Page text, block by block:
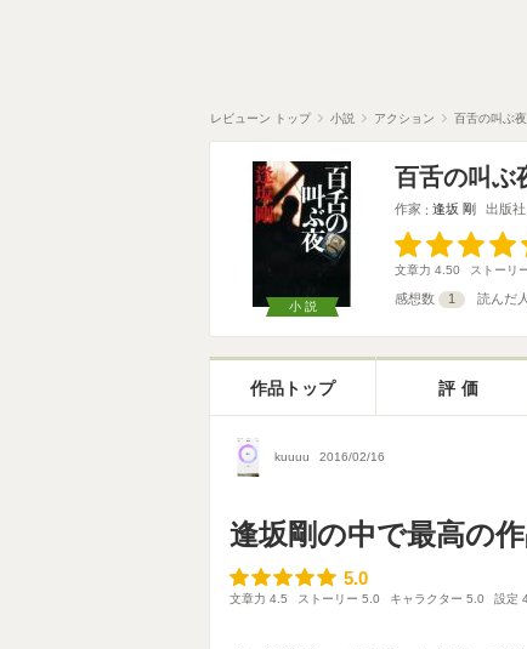
レビューン トップ 小説 アクション 百舌の叫ぶ夜
小説
百舌の叫ぶ
作家 逢坂 剛 出版社
文章力 4.50 ストーリ
感想数 1 読んだ人
作品トップ 評価
kuuuu 2016/02/16
逢坂剛の中で最高の
5.0
5.0
文章力 4.5 ストーリー 5.0 キャラクター 5.0 設定